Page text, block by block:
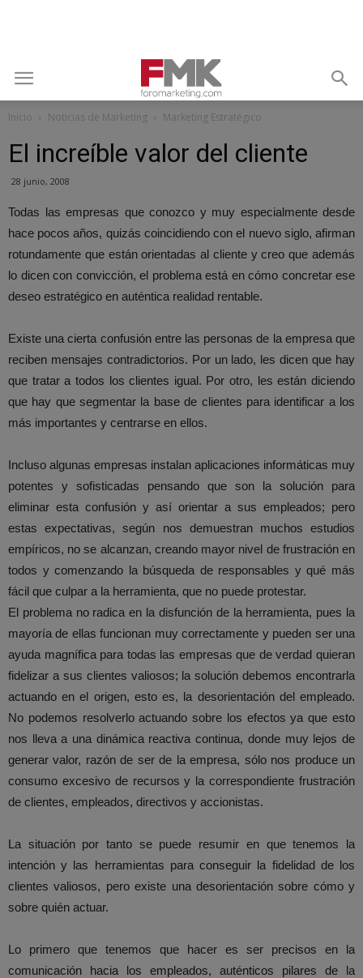
Inicio Noticias de Marketing Marketing Estratégico
El increíble valor del cliente
28 junio, 2008
Todas las empresas que conozco y muy especialmente desde
hace pocos años, quizás coincidiendo con el nuevo siglo, afirman
rotundamente que están orientadas al cliente y creo que además
lo dicen con convicción, el problema está en cómo concretar ese
deseo estratégico en auténtica realidad rentable.
Existe una cierta confusión entre las personas de la empresa que
reciben mensajes contradictorios. Por un lado, les dicen que hay
que tratar a todos los clientes igual. Por otro, les están diciendo
que hay que segmentar la base de clientes para identificar a los
más importantes y centrarse en ellos.
Incluso algunas empresas instalan aplicaciones informáticas muy
potentes y sofisticadas pensando que son la solución para
eliminar esta confusión y así orientar a sus empleados; pero
estas expectativas, según nos demuestran muchos estudios
empíricos, no se alcanzan, creando mayor nivel de frustración en
todos y comenzando la búsqueda de responsables y qué más
fácil que culpar a la herramienta, que no puede protestar.
El problema no radica en la disfunción de la herramienta, pues la
mayoría de ellas funcionan muy correctamente y pueden ser una
ayuda magnífica para todas las empresas que de verdad quieran
fidelizar a sus clientes valiosos; la solución debemos encontrarla
actuando en el origen, esto es, la desorientación del empleado.
No podemos resolverlo actuando sobre los efectos ya que esto
nos lleva a una dinámica reactiva continua, donde muy lejos de
generar valor, razón de ser de la empresa, sólo nos produce un
consumo excesivo de recursos y la correspondiente frustración
de clientes, empleados, directivos y accionistas.
La situación por tanto se puede resumir en que tenemos la
intención y las herramientas para conseguir la fidelidad de los
clientes valiosos, pero existe una desorientación sobre cómo y
sobre quién actuar.
Lo primero que tenemos que hacer es ser precisos en la
comunicación hacia los empleados, auténticos pilares de la